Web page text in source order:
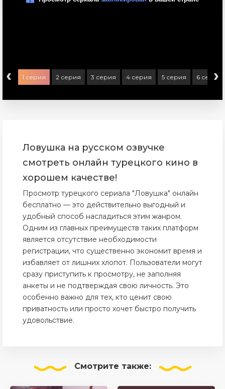
‹ 1 серия 2 серия 3 серия 4 серия 5 серия 6 серия
›
Ловушка на русском озвучке
смотреть онлайн турецкого кино в
хорошем качестве!
Просмотр турецкого сериала "Ловушка" онлайн
бесплатно — это действительно выгодный и
удобный способ насладиться этим жанром.
Одним из главных преимуществ таких платформ
является отсутствие необходимости
регистрации, что существенно экономит время и
избавляет от лишних хлопот. Пользователи могут
сразу приступить к просмотру, не заполняя
анкеты и не подтверждая свою личность. Это
особенно важно для тех, кто ценит свою
приватность или просто хочет быстро получить
удовольствие.
Смотрите также: